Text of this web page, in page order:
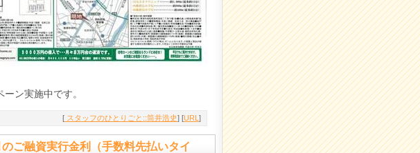
ン実施中です。
[ スタッフのひとりごと::筒井浩史] [URL ]
ご融資実行金利（手数料先払いタイ